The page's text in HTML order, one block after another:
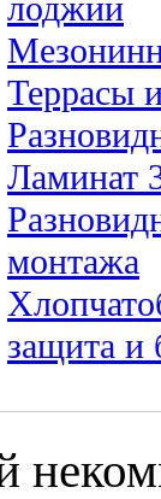
лоджии
Террасы
Ламинат
монтажа
защита и